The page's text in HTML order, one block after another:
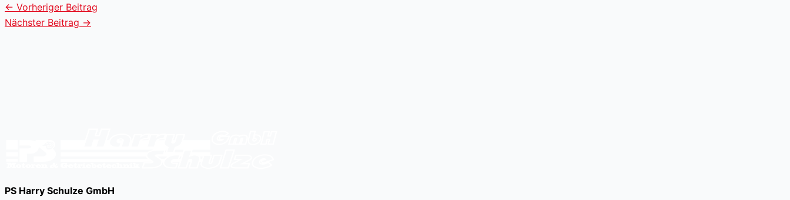
← Vorheriger Beitrag
Nächster Beitrag →
PS Harry Schulze GmbH